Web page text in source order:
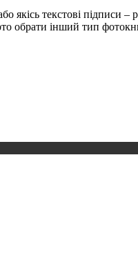
якісь текстові підписи –
обрати інший тип